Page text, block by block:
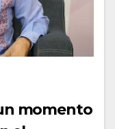
momento